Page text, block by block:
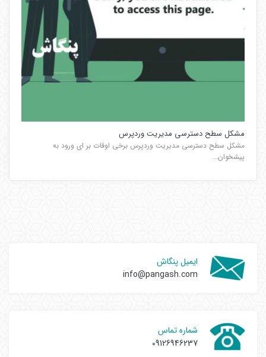
مشکل سطح دسترسی مدیریت وردپرس
مشکل سطح دسترسی مدیریت وردپرس برخی اوقات بر ای ورود به
پیشخوان...
ایمیل پنگاش
info@pangash.com
شماره تماس
09126946237